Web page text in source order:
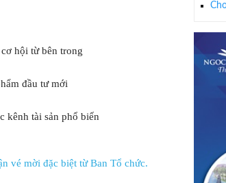
hội từ bên trong
đầu tư mới
kênh tài sản phổ biến
vé mời đặc biệt từ Ban Tổ chức.